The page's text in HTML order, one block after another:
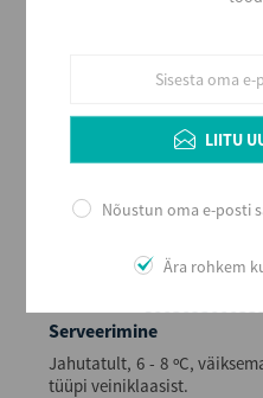
Poolkuiv
Alkoholi sisaldus
Maht (L)
Kogus kastis
8003095000339
Serveerimine
Jahutatult, 6 - 8 ºC,
tüüpi veiniklaasist.
LIITU
Nõustun oma e-posti
Ära rohkem